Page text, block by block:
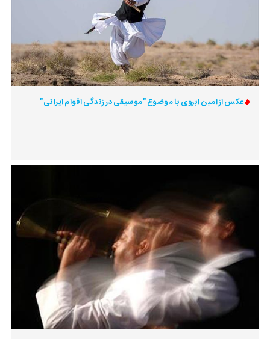
عکس از امین ابروی با موضوع "موسیقی در زندگی اقوام ایرانی"